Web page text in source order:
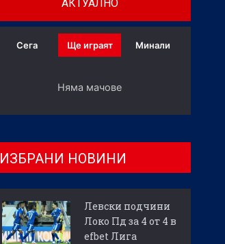
АКТУАЛНО
Сега Ще играят Минали
Няма мачове
ИЗБРАНИ НОВИНИ
Левски подчини
Локо Пд за 4 от 4 в
efbet Лига